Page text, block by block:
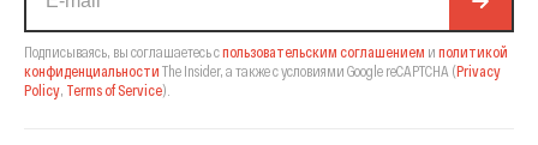
Подписываясь, вы соглашаетесь спользовательским соглашением и политикой
конфиденциальности The Insider, а также с условиями Google reCAPTCHA (Privacy
Policy, Terms of Service).